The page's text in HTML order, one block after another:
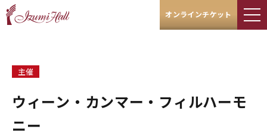
オンラインチケット
主催
ウィーン・カンマー・フィルハーモ
ニー